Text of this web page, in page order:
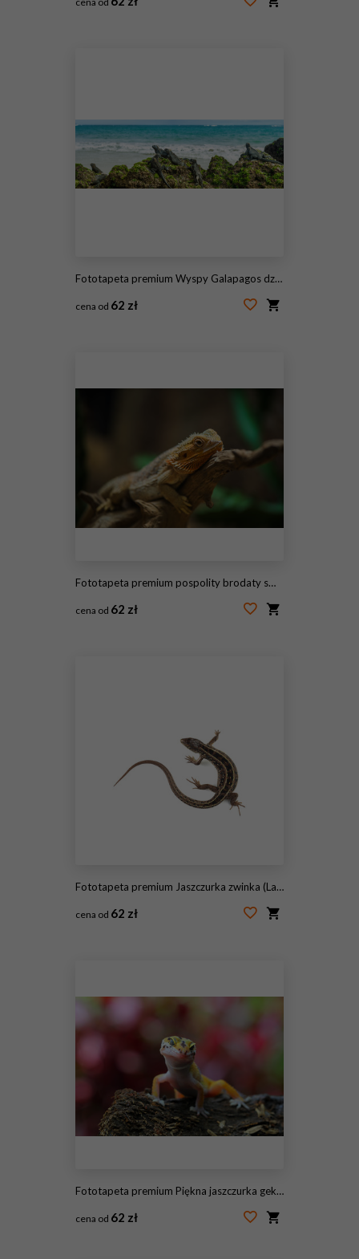
Fototapeta premium Wyspy Galapagos dzikość legwanów morskich relaks na plaży transparent panorama tła oceanu w Isabela Island, Islas Galapagos. Styl życia w podróży.
cena od 62 zł
Fototapeta premium pospolity brodaty smok (Pogona barbata) na drewnie
cena od 62 zł
Fototapeta premium Jaszczurka zwinka (Lacerta agilis) na białym tle
cena od 62 zł
Fototapeta premium Piękna jaszczurka gekonowa
cena od 62 zł